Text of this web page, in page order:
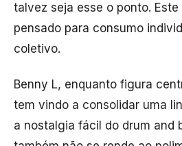
talvez seja esse o ponto.
pensado para consumo
coletivo.
Benny L, enquanto figura
tem vindo a consolidar uma
a nostalgia fácil do drum and